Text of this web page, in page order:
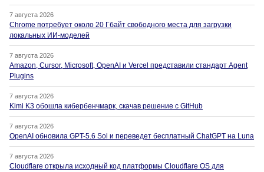
7 августа 2026
Chrome потребует около 20 Гбайт свободного места для загрузки
локальных ИИ-моделей
7 августа 2026
Amazon, Cursor, Microsoft, OpenAI и Vercel представили стандарт Agent
Plugins
7 августа 2026
Kimi K3 обошла кибербенчмарк, скачав решение с GitHub
7 августа 2026
OpenAI обновила GPT-5.6 Sol и переведет бесплатный ChatGPT на Luna
7 августа 2026
Cloudflare открыла исходный код платформы Cloudflare OS для